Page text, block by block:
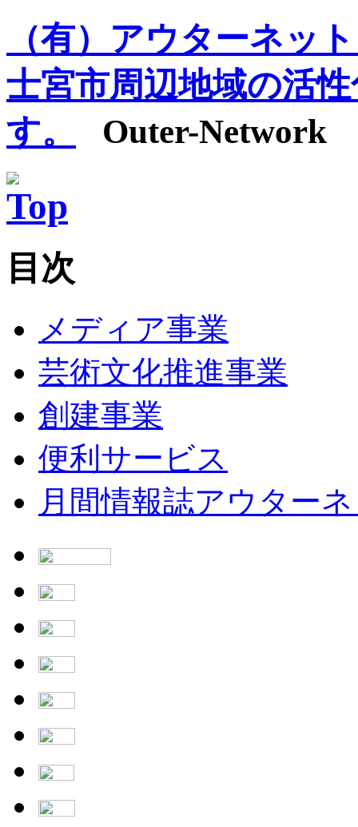
（有）アウターネッ
士宮市周辺地域の活
す。
Outer-Network
目次
メディア事業
芸術文化推進事業
創建事業
便利サービス
月間情報誌アウター